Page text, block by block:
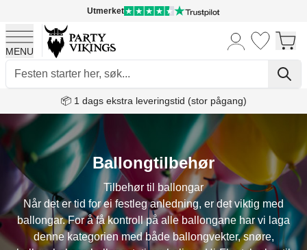
Utmerket
MENU
📦 1 dags ekstra leveringstid (stor pågang)
Skip to Content
Ballongtilbehør
Tilbehør til ballongar
Når det er tid for ei festleg anledning, er det viktig med
ballongar. For å få kontroll på alle ballongane har vi laga
denne kategorien med både ballongvekter, snøre,